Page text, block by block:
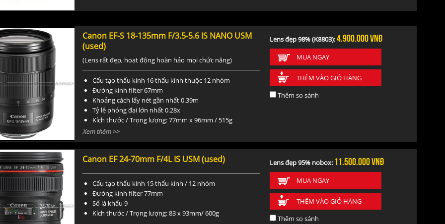
Canon EF-S 18-135mm F/3.5-5.6 IS NANO USM
(used)
(Lens rất đẹp, hoạt động hoàn hảo mọi chức năng)
Cấu tạo thấu kính 16 thấu kính thuộc 12 nhóm
Đường kính filter 67mm
Khoảng cách lấy nét gần nhất 0.39m
Tỷ lệ phóng đại lớn nhất 0.28x
Kích thước / Trọng lượng: 77mm x 96mm / 515g
Xem thêm >>
Lens đẹp 98% (K8803):4.900.000vnđ
MUA NGAY
THÊM VÀO GIỎ HÀNG
Thêm so sánh
Canon EF 24-70mm F/4L IS USM (used)
Cấu tạo thấu kính 15 thấu kính / 12 nhóm
Đường kính filter 77mm
Số lá khẩu 9
Kích thước / Trọng lượng: 83 x 93mm/ 600g
Lens đẹp 95% nobox: 11.500.000vnđ
MUA NGAY
THÊM VÀO GIỎ HÀNG
Thêm so sánh